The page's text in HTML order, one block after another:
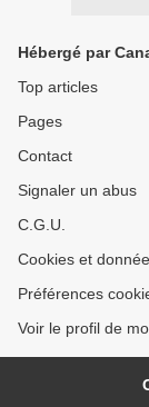
Hébergé par
Top articles
Pages
Contact
Signaler un abus
C.G.U.
Cookies et
Préférences
Voir le profil de